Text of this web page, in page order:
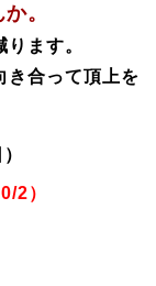
。
ます。
き合って頂上を
2）